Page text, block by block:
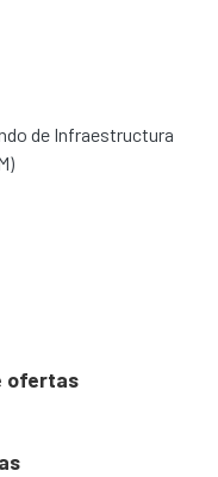
de Infraestructura
ofertas